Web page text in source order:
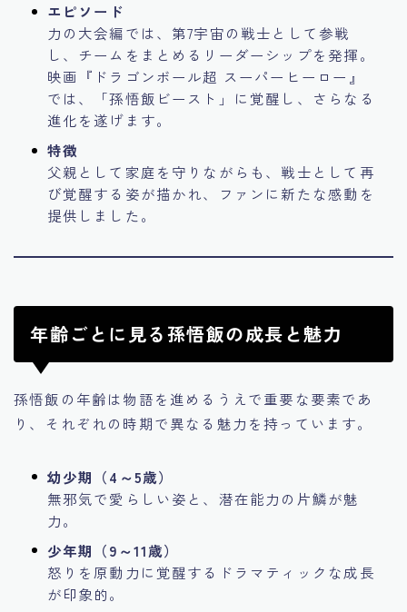
エピソード
力の大会編では、第7宇宙の戦士として参戦
し、チームをまとめるリーダーシップを発揮。
映画『ドラゴンボール超 スーパーヒーロー』
では、「孫悟飯ビースト」に覚醒し、さらなる
進化を遂げます。
特徴
父親として家庭を守りながらも、戦士として再
び覚醒する姿が描かれ、ファンに新たな感動を
提供しました。
年齢ごとに見る孫悟飯の成長と魅力
孫悟飯の年齢は物語を進めるうえで重要な要素であ
り、それぞれの時期で異なる魅力を持っています。
幼少期（4～5歳）
無邪気で愛らしい姿と、潜在能力の片鱗が魅
力。
少年期（9～11歳）
怒りを原動力に覚醒するドラマティックな成長
が印象的。